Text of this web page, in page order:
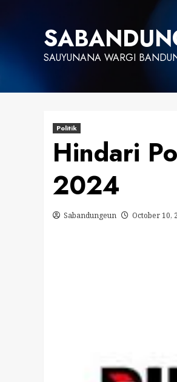
SAUYUNANA WARGI
Politik
Hindari
2024
Sabandungeun October 10,